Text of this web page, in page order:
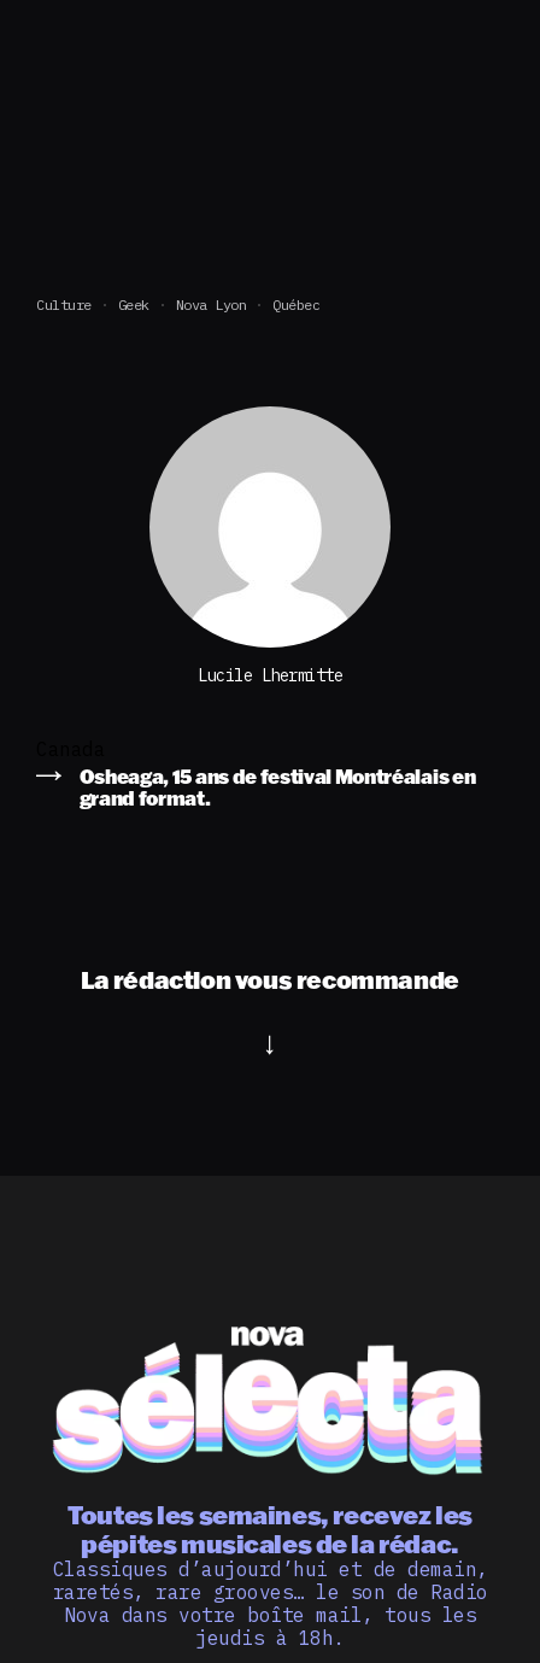
Culture Geek Nova Lyon Québec
Lucile Lhermitte
Osheaga, 15 ans de festival Montréalais en
grand format.
La rédaction vous recommande
Toutes les semaines, recevez les
pépites musicales de la rédac.
Classiques d’aujourd’hui et de demain,
raretés, rare grooves… le son de Radio
Nova dans votre boîte mail, tous les
jeudis à 18h.